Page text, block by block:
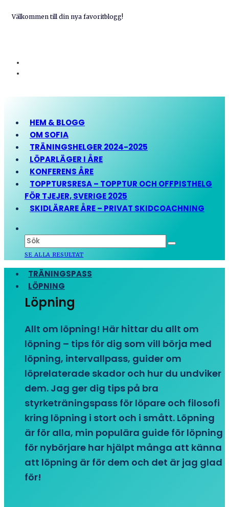
Välkommen till din nya favoritblogg!
HEM & BLOGG
OM SOFIA
TRÄNINGSHELGER 2024-2025
LÖPARLÄGER I ÅRE
KONFERENS ÅRE
TOPPTURSRESA – TOPPTUR OCH OFFPISTHELG
FÖR TJEJER, SVERIGE 2025
SKIDLÄRARE ÅRE – PRIVAT SKIDCOACHNING
SE ALLA RESULTAT
TRÄNINGSPASS
LÖPNING
Löpning
Allt om löpning! Här hittar du allt om
löpning – tips för dig som vill börja med
löpning, intervallpass, guider om
löprelaterade skador och hur du undviker
dem. Jag ger dig tips på bra
styrketräningspass för löpare och filosofi
kring löpning i stort och i smått. Löpning
är för alla, min populära guide för löpning
för nybörjare har hjälpt många att känna
att löpning är för dem och det är jag glad
för!